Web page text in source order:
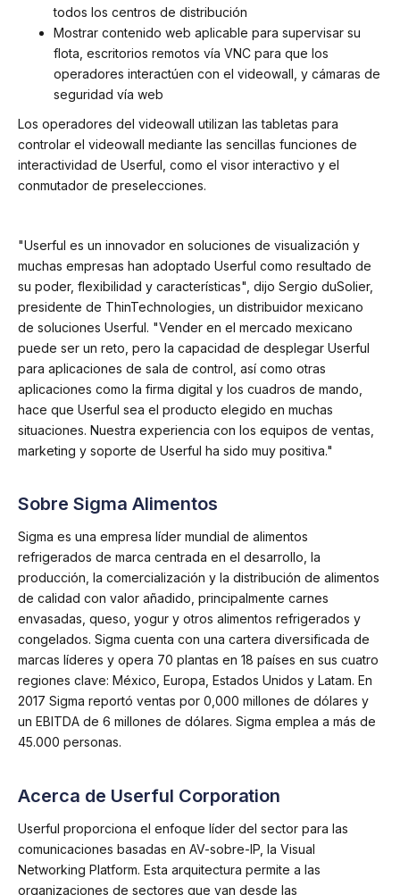
todos los centros de distribución
Mostrar contenido web aplicable para supervisar su
flota, escritorios remotos vía VNC para que los
operadores interactúen con el videowall, y cámaras de
seguridad vía web
Los operadores del videowall utilizan las tabletas para
controlar el videowall mediante las sencillas funciones de
interactividad de Userful, como el visor interactivo y el
conmutador de preselecciones.
"Userful es un innovador en soluciones de visualización y
muchas empresas han adoptado Userful como resultado de
su poder, flexibilidad y características", dijo Sergio duSolier,
presidente de ThinTechnologies, un distribuidor mexicano
de soluciones Userful. "Vender en el mercado mexicano
puede ser un reto, pero la capacidad de desplegar Userful
para aplicaciones de sala de control, así como otras
aplicaciones como la firma digital y los cuadros de mando,
hace que Userful sea el producto elegido en muchas
situaciones. Nuestra experiencia con los equipos de ventas,
marketing y soporte de Userful ha sido muy positiva."
Sobre Sigma Alimentos
Sigma es una empresa líder mundial de alimentos
refrigerados de marca centrada en el desarrollo, la
producción, la comercialización y la distribución de alimentos
de calidad con valor añadido, principalmente carnes
envasadas, queso, yogur y otros alimentos refrigerados y
congelados. Sigma cuenta con una cartera diversificada de
marcas líderes y opera 70 plantas en 18 países en sus cuatro
regiones clave: México, Europa, Estados Unidos y Latam. En
2017 Sigma reportó ventas por 0,000 millones de dólares y
un EBITDA de 6 millones de dólares. Sigma emplea a más de
45.000 personas.
Acerca de Userful Corporation
Userful proporciona el enfoque líder del sector para las
comunicaciones basadas en AV-sobre-IP, la Visual
Networking Platform. Esta arquitectura permite a las
organizaciones de sectores que van desde las